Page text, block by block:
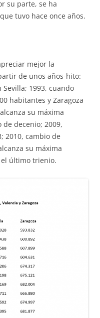
su parte, se ha
tuvo hace once años.
mejor la
de unos años-hito:
Sevilla; 1993, cuando
habitantes y Zaragoza
su máxima
de decenio; 2009,
2010, cambio de
su máxima
el último trienio.